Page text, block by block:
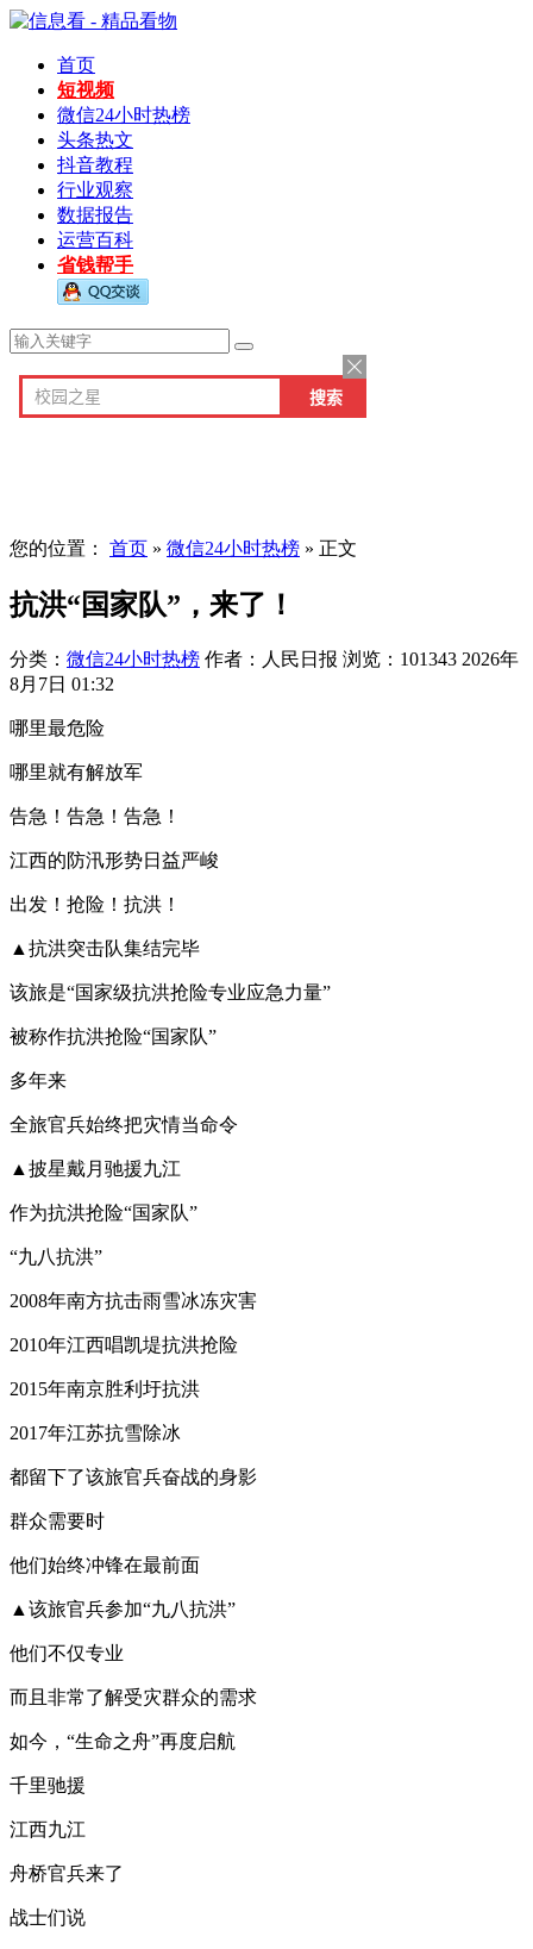
首页
短视频
微信24小时热榜
头条热文
抖音教程
行业观察
数据报告
运营百科
省钱帮手
您的位置： 首页 » 微信24小时热榜 » 正文
抗洪“国家队”，来了！
分类： 微信24小时热榜 作者：人民日报 浏览：101343 2026年
8月7日 01:32
哪里最危险
哪里就有解放军
告急！告急！告急！
江西的防汛形势日益严峻
出发！抢险！抗洪！
▲抗洪突击队集结完毕
该旅是“国家级抗洪抢险专业应急力量”
被称作抗洪抢险“国家队”
多年来
全旅官兵始终把灾情当命令
▲披星戴月驰援九江
作为抗洪抢险“国家队”
“九八抗洪”
2008年南方抗击雨雪冰冻灾害
2010年江西唱凯堤抗洪抢险
2015年南京胜利圩抗洪
2017年江苏抗雪除冰
都留下了该旅官兵奋战的身影
群众需要时
他们始终冲锋在最前面
▲该旅官兵参加“九八抗洪”
他们不仅专业
而且非常了解受灾群众的需求
如今，“生命之舟”再度启航
千里驰援
江西九江
舟桥官兵来了
战士们说